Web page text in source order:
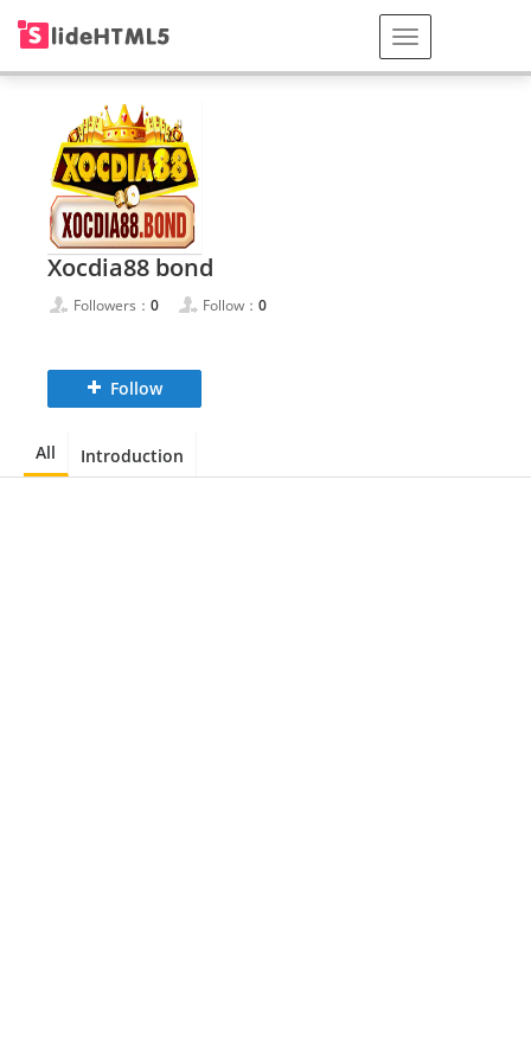
Xocdia88 bond
Followers： 0 Follow： 0
Follow
All Introduction